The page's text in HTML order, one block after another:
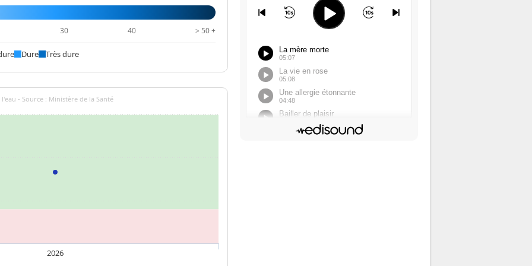
39 mg/L <=250 mg/L
11,3 °C
<0,1 NFU
30 40 > 50 +
Dure Très dure
- Source : Ministère de la Santé
2026